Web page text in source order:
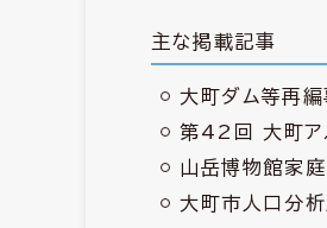
主な掲載記事
大町ダム等再
第42回 大町ア
山岳博物館家
大町市人口分